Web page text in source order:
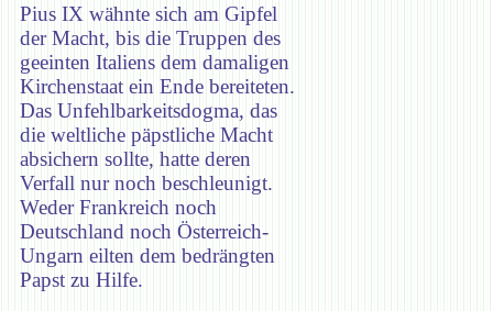
Pius IX wähnte sich am Gipfel
der Macht, bis die Truppen des
geeinten Italiens dem damaligen
Kirchenstaat ein Ende bereiteten.
Das Unfehlbarkeitsdogma, das
die weltliche päpstliche Macht
absichern sollte, hatte deren
Verfall nur noch beschleunigt.
Weder Frankreich noch
Deutschland noch Österreich-
Ungarn eilten dem bedrängten
Papst zu Hilfe.